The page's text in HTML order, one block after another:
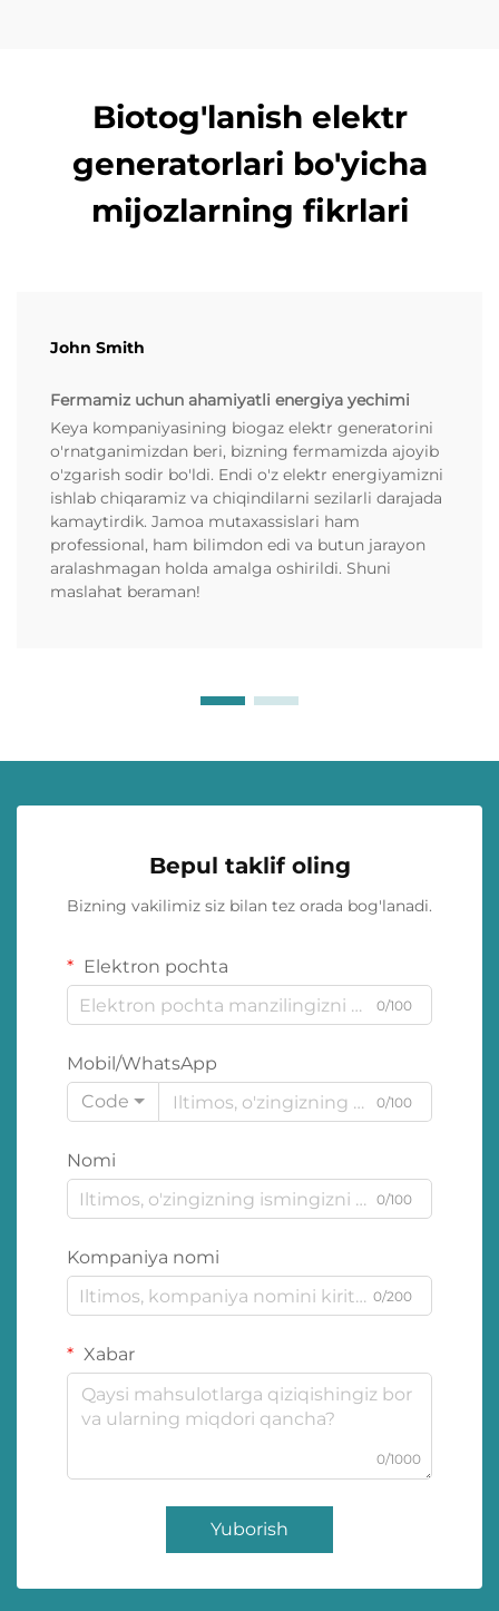
Biotog'lanish elektr
generatorlari bo'yicha
mijozlarning fikrlari
John Smith
Fermamiz uchun ahamiyatli energiya yechimi
Keya kompaniyasining biogaz elektr generatorini
o'rnatganimizdan beri, bizning fermamizda ajoyib
o'zgarish sodir bo'ldi. Endi o'z elektr energiyamizni
ishlab chiqaramiz va chiqindilarni sezilarli darajada
kamaytirdik. Jamoa mutaxassislari ham
professional, ham bilimdon edi va butun jarayon
aralashmagan holda amalga oshirildi. Shuni
maslahat beraman!
Bepul taklif oling
Bizning vakilimiz siz bilan tez orada bog'lanadi.
Elektron pochta
0/100
Mobil/WhatsApp
Code
0/100
Nomi
0/100
Kompaniya nomi
0/200
Xabar
0/1000
Yuborish